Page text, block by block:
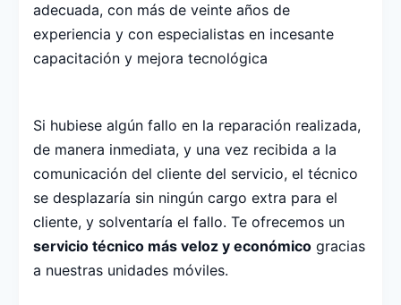
adecuada, con más de veinte años de
experiencia y con especialistas en incesante
capacitación y mejora tecnológica
Si hubiese algún fallo en la reparación realizada,
de manera inmediata, y una vez recibida a la
comunicación del cliente del servicio, el técnico
se desplazaría sin ningún cargo extra para el
cliente, y solventaría el fallo. Te ofrecemos un
servicio técnico más veloz y económico gracias
a nuestras unidades móviles.